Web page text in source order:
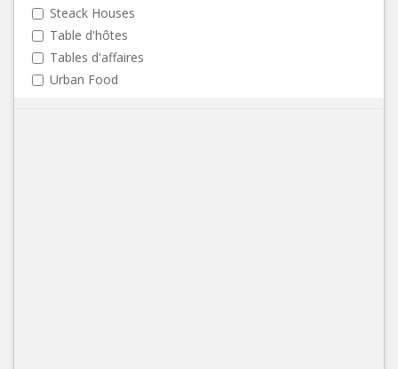
Steack Houses
Table d'hôtes
Tables d'affaires
Urban Food